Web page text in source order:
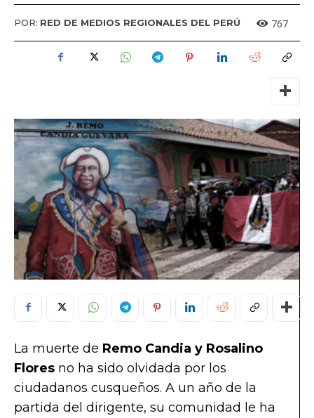
POR: RED DE MEDIOS REGIONALES DEL PERÚ 767
La muerte de Remo Candia y Rosalino
Flores no ha sido olvidada por los
ciudadanos cusqueños. A un año de la
partida del dirigente, su comunidad le ha